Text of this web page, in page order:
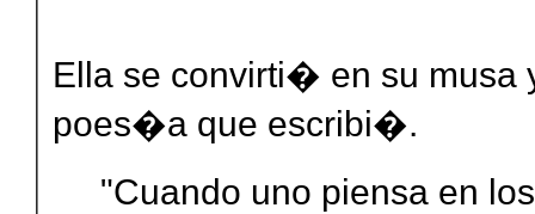
Ella se convirti� en su
poes�a que escribi�.
"Cuando uno piensa en